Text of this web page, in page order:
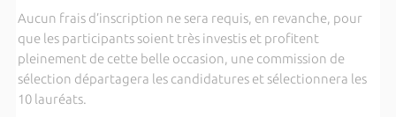
Aucun frais d’inscription ne sera requis, en revanche, pour
que les participants soient très investis et profitent
pleinement de cette belle occasion, une commission de
sélection départagera les candidatures et sélectionnera les
10 lauréats.